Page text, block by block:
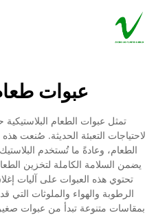
عبوات
تمثل عبوات الطعام
لاحتياجات التعبئة الحديثة. صُنعت
يضمن السلامة الكاملة لتخزين
تحتوي هذه العبوات على آليات
الرطوبة والهواء والملوثات التي